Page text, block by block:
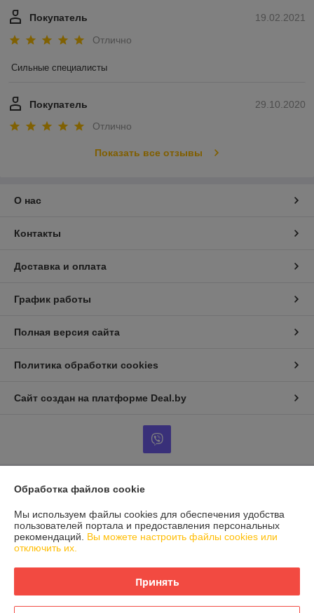
19.02.2021
Покупатель
Отлично
Сильные специалисты
29.10.2020
Покупатель
Отлично
Показать все отзывы
О нас
Контакты
Доставка и оплата
График работы
Полная версия сайта
Политика обработки cookies
Сайт создан на платформе Deal.by
Информация для покупателя
Юридическое лицо:Частное сервисное унитарное предприятие
"Дизель Драйв"
Минская область, Смолевичский район, д.Сосновая, ул. Центральная
94А
Регистрационный номер ЕГР: 691749170
Регистрационный орган: Смолевичский РИК
Обработка файлов cookie
Мы используем файлы cookies для обеспечения удобства
пользователей портала и предоставления персональных
рекомендаций. Вы можете настроить файлы cookies или
отключить их.
Принять